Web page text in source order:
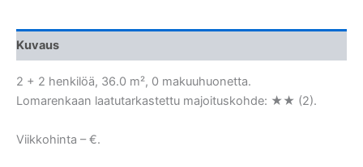
Kuvaus
2 + 2 henkilöä, 36.0 m², 0 makuuhuonetta.
Lomarenkaan laatutarkastettu majoituskohde: ★★ (2).
Viikkohinta – €.